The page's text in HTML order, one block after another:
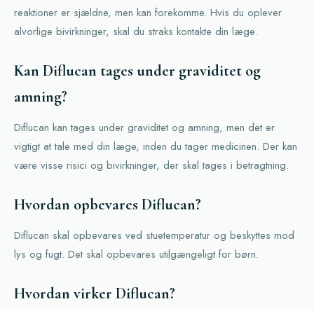
reaktioner er sjældne, men kan forekomme. Hvis du oplever
alvorlige bivirkninger, skal du straks kontakte din læge.
Kan Diflucan tages under graviditet og
amning?
Diflucan kan tages under graviditet og amning, men det er
vigtigt at tale med din læge, inden du tager medicinen. Der kan
være visse risici og bivirkninger, der skal tages i betragtning.
Hvordan opbevares Diflucan?
Diflucan skal opbevares ved stuetemperatur og beskyttes mod
lys og fugt. Det skal opbevares utilgængeligt for børn.
Hvordan virker Diflucan?